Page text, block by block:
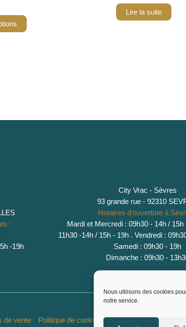
Nous utilisons des cookies
notre service.
Lire la suite
:
-19h
City Vrac - Sèvres
93 grande rue - 92310
Horaires d'ouverture à
Mardi et Mercredi : 09h30 - 14h / 15h
11h30 -14h / 15h - 19h . Vendredi :
Samedi : 09h30 - 19h
Dimanche : 09h30 -
de vente Politique de cookies (EU)